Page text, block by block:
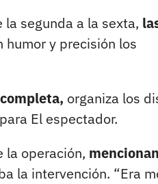
segunda a la sexta,
humor y precisión los
organiza los
El espectador.
la operación,
la intervención. “Era